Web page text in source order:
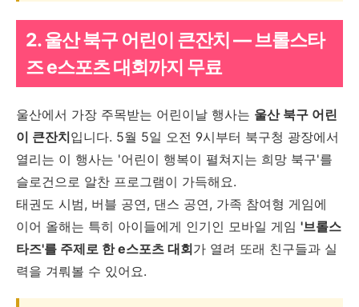
2. 울산 북구 어린이 큰잔치 — 브롤스타
즈 e스포츠 대회까지 무료
울산에서 가장 주목받는 어린이날 행사는 울산 북구 어린
이 큰잔치입니다. 5월 5일 오전 9시부터 북구청 광장에서
열리는 이 행사는 '어린이 행복이 펼쳐지는 희망 북구'를
슬로건으로 알찬 프로그램이 가득해요.
태권도 시범, 버블 공연, 댄스 공연, 가족 참여형 게임에
이어 올해는 특히 아이들에게 인기인 모바일 게임 '브롤스
타즈'를 주제로 한 e스포츠 대회가 열려 또래 친구들과 실
력을 겨뤄볼 수 있어요.